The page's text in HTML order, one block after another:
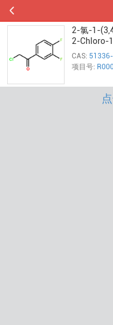
2-氯-1-
2-Chloro-
CAS:
项目号: